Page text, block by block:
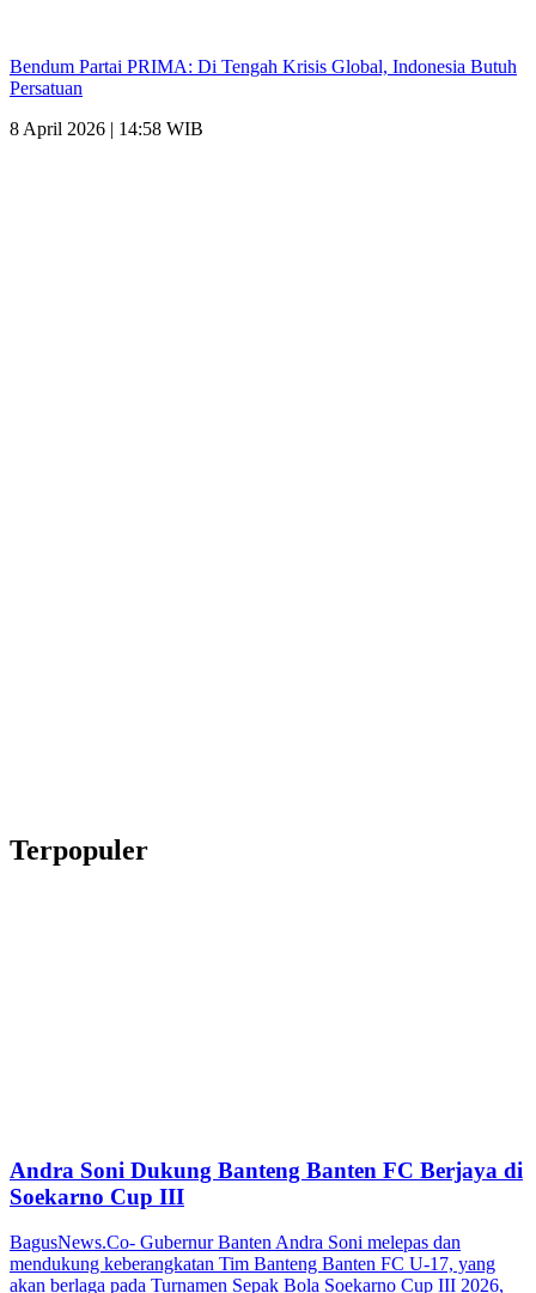
Bendum Partai PRIMA: Di Tengah Krisis Global, Indonesia Butuh
Persatuan
8 April 2026 | 14:58 WIB
Terpopuler
Andra Soni Dukung Banteng Banten FC Berjaya di
Soekarno Cup III
BagusNews.Co- Gubernur Banten Andra Soni melepas dan
mendukung keberangkatan Tim Banteng Banten FC U-17, yang
akan berlaga pada Turnamen Sepak Bola Soekarno Cup III 2026,